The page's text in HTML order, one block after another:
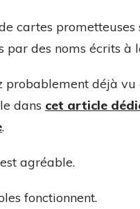
cartes prometteuses
par des noms écrits à
probablement déjà vu
dans cet article
.
agréable.
fonctionnent.